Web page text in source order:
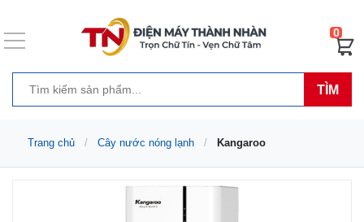
TÌM
0
Trang chủ Cây nước nóng lạnh Kangaroo